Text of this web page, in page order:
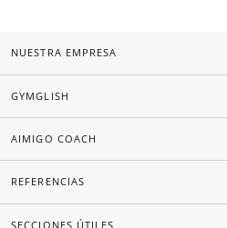
NUESTRA EMPRESA
GYMGLISH
AIMIGO COACH
REFERENCIAS
SECCIONES ÚTILES